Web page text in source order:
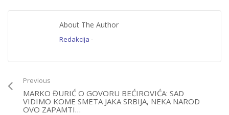
About The Author
Redakcija -
Previous
MARKO ĐURIĆ O GOVORU BEĆIROVIĆA: SAD
VIDIMO KOME SMETA JAKA SRBIJA, NEKA NAROD
OVO ZAPAMTI…